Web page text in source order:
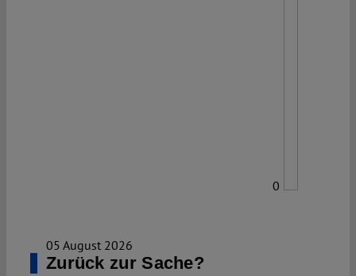
0
05 August 2026
Zurück zur Sache?